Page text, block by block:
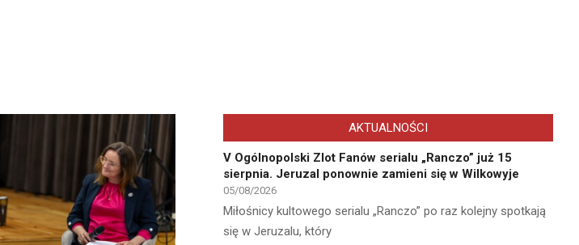
AKTUALNOŚCI
V Ogólnopolski Zlot Fanów serialu „Ranczo” już 15
sierpnia. Jeruzal ponownie zamieni się w Wilkowyje
05/08/2026
Miłośnicy kultowego serialu „Ranczo” po raz kolejny spotkają
się w Jeruzalu, który